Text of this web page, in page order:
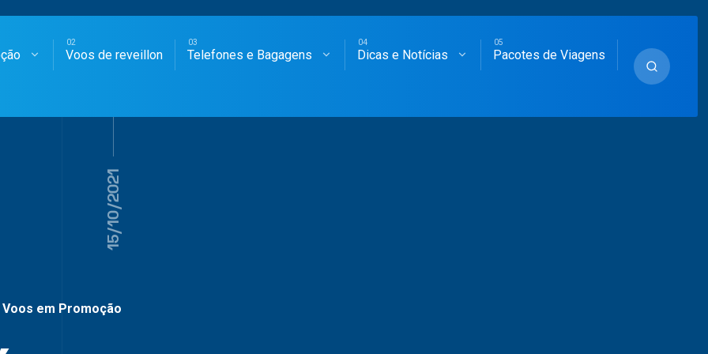
AÉREAS
Voos de reveillon Telefones e Bagagens Dicas e Notícias Pacotes de Viagens
15/10/2021
Voos em Promoção